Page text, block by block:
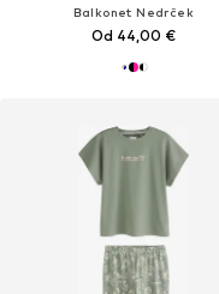
Balkonet Nedrček
Od 44,00 €